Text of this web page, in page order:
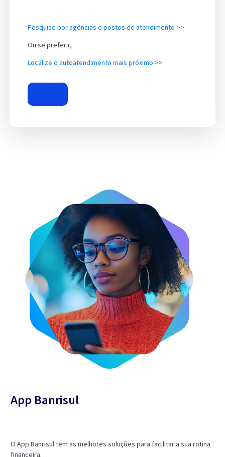
Pesquise por agências e postos de atendimento >>
Ou se preferir,
Localize o autoatendimento mais próximo >>
App Banrisul
O App Banrisul tem as melhores soluções para facilitar a sua rotina
financeira.